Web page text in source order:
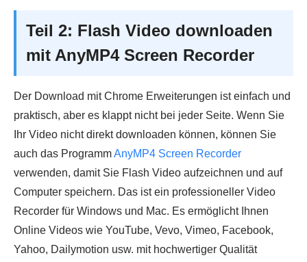
Teil 2: Flash Video downloaden
mit AnyMP4 Screen Recorder
Der Download mit Chrome Erweiterungen ist einfach und
praktisch, aber es klappt nicht bei jeder Seite. Wenn Sie
Ihr Video nicht direkt downloaden können, können Sie
auch das ProgrammAnyMP4 Screen Recorder
verwenden, damit Sie Flash Video aufzeichnen und auf
Computer speichern. Das ist ein professioneller Video
Recorder für Windows und Mac. Es ermöglicht Ihnen
Online Videos wie YouTube, Vevo, Vimeo, Facebook,
Yahoo, Dailymotion usw. mit hochwertiger Qualität